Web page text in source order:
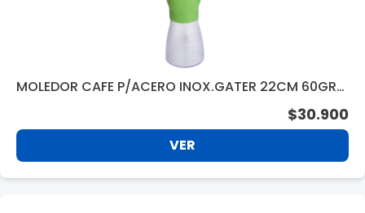
MOLEDOR CAFE P/ACERO INOX.GATER 22CM 60GR
$30.900
VER